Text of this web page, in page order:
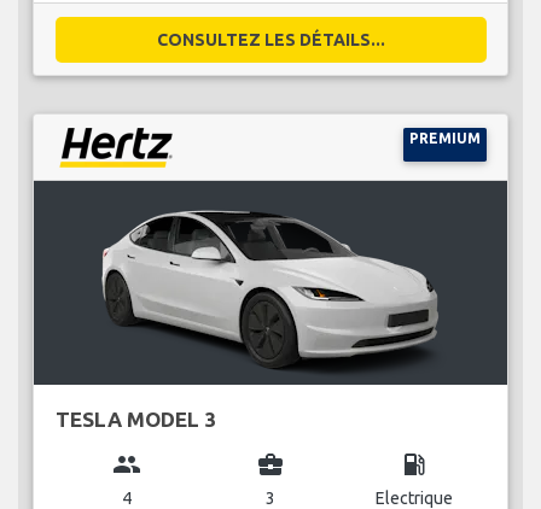
CONSULTEZ LES DÉTAILS...
PREMIUM
TESLA MODEL 3
group
4
business_center
3
local_gas_station
Electrique